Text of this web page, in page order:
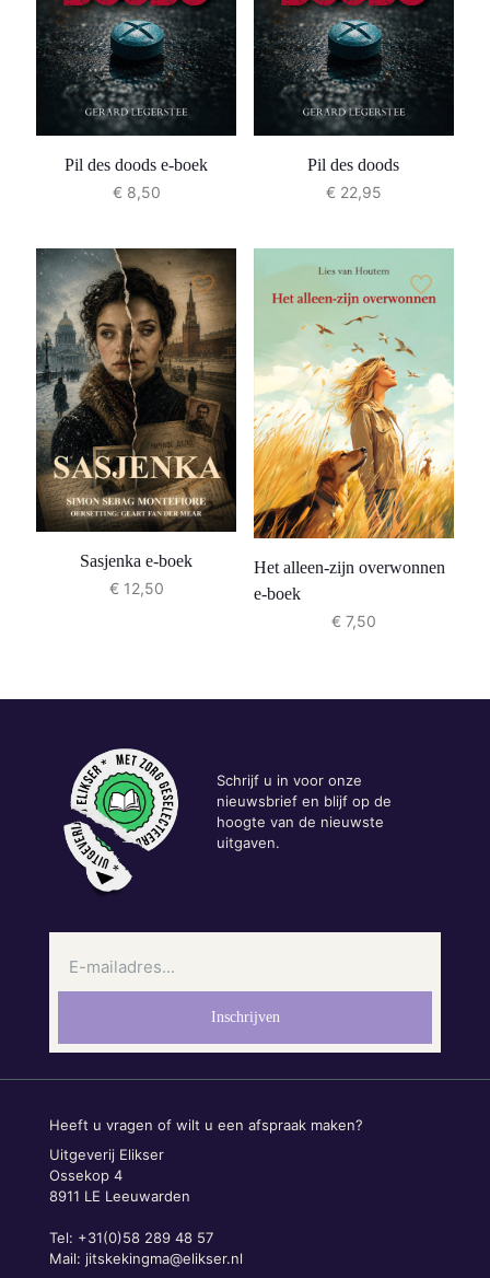
Pil des doods e-boek
€8,50
Pil des doods
€22,95
Sasjenka e-boek
€12,50
Het alleen-zijn overwonnen
e-boek
€7,50
Schrijf u in voor onze
nieuwsbrief en blijf op de
hoogte van de nieuwste
uitgaven.
Heeft u vragen of wilt u een afspraak maken?
Uitgeverij Elikser
Ossekop 4
8911 LE Leeuwarden
Tel: +31(0)58 289 48 57
Mail: jitskekingma@elikser.nl